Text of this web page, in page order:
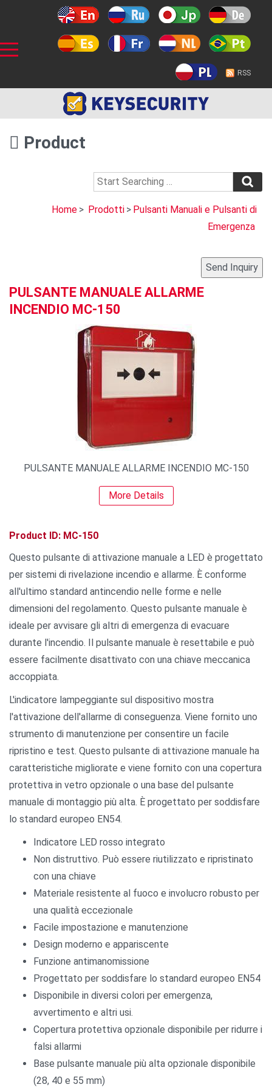
RSS
Product
Home > Prodotti > Pulsanti Manuali e Pulsanti di
Emergenza
PULSANTE MANUALE ALLARME
INCENDIO MC-150
PULSANTE MANUALE ALLARME INCENDIO MC-150
More Details
Product ID: MC-150
Questo pulsante di attivazione manuale a LED è progettato
per sistemi di rivelazione incendio e allarme. È conforme
all'ultimo standard antincendio nelle forme e nelle
dimensioni del regolamento. Questo pulsante manuale è
ideale per avvisare gli altri di emergenza di evacuare
durante l'incendio. Il pulsante manuale è resettabile e può
essere facilmente disattivato con una chiave meccanica
accoppiata.
L'indicatore lampeggiante sul dispositivo mostra
l'attivazione dell'allarme di conseguenza. Viene fornito uno
strumento di manutenzione per consentire un facile
ripristino e test. Questo pulsante di attivazione manuale ha
caratteristiche migliorate e viene fornito con una copertura
protettiva in vetro opzionale o una base del pulsante
manuale di montaggio più alta. È progettato per soddisfare
lo standard europeo EN54.
Indicatore LED rosso integrato
Non distruttivo. Può essere riutilizzato e ripristinato
con una chiave
Materiale resistente al fuoco e involucro robusto per
una qualità eccezionale
Facile impostazione e manutenzione
Design moderno e appariscente
Funzione antimanomissione
Progettato per soddisfare lo standard europeo EN54
Disponibile in diversi colori per emergenza,
avvertimento e altri usi.
Copertura protettiva opzionale disponibile per ridurre i
falsi allarmi
Base pulsante manuale più alta opzionale disponibile
(28, 40 e 55 mm)